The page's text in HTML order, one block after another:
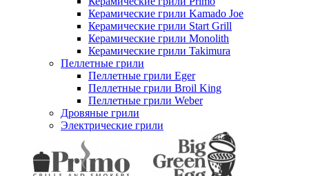
Керамические грили Kamado Joe
Керамические грили Start Grill
Керамические грили Monolith
Керамические грили Takimura
Пеллетные грили
Пеллетные грили Eger
Пеллетные грили Broil King
Пеллетные грили Weber
Дровяные грили
Электрические грили